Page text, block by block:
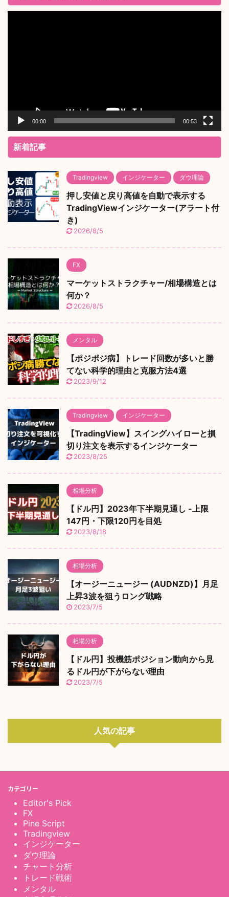
00:00 00:53
新着記事
Tradingview インジケーター ダウ理論
押し安値と戻り高値を自動で表示する
TradingViewインジケーター(アラート付
き)
2026/8/5
FX
マーケットストラクチャー/相場構造とは
何か？
2026/8/5
メンタル
【ポジポジ病】トレード回数が多いと勝
てない科学的理由と克服方法4選
2023/9/12
Tradingview インジケーター
【TradingView】スイングハイローと損
切り注文を表示するインジケーター
2023/8/25
相場分析
【ドル円】2023年下半期見通し -上限
147円・下限120円を目処
2023/8/18
相場分析
【オージーニュージー (AUDNZD)】月足
上昇3波を狙うロング戦略
2023/7/5
相場分析
【ドル円】投機筋ポジション動向から見
るドル円が下がらない理由
2023/7/5
人気の記事
カテゴリー
Editor's Pick
FX
Pine Script
Tradingview
インジケーター
ダウ理論
チャート分析
トレード戦術
メンタル